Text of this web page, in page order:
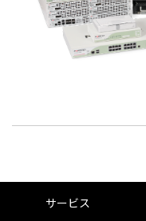
サービス